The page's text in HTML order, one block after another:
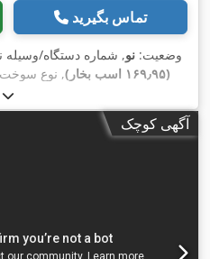
تماس بگیرید
وضعیت: نو, شماره دستگاه/وسیله
(۱۶۹٫۹۵ اسب بخار)
, نوع
, نوع
آگهی کوچک